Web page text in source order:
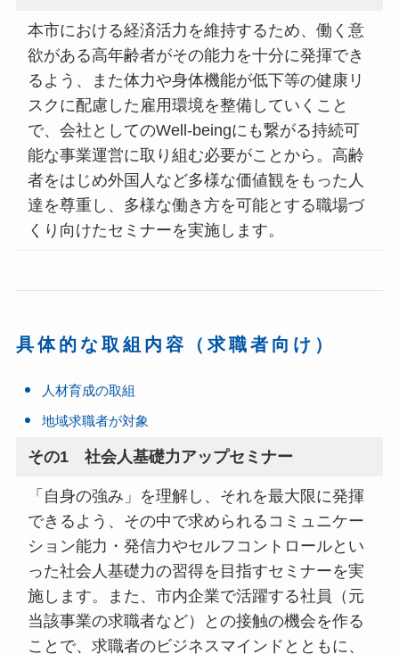
本市における経済活力を維持するため、働く意
欲がある高年齢者がその能力を十分に発揮でき
るよう、また体力や身体機能が低下等の健康リ
スクに配慮した雇用環境を整備していくこと
で、会社としてのWell‐beingにも繋がる持続可
能な事業運営に取り組む必要がことから。高齢
者をはじめ外国人など多様な価値観をもった人
達を尊重し、多様な働き方を可能とする職場づ
くり向けたセミナーを実施します。
具体的な取組内容（求職者向け）
人材育成の取組
地域求職者が対象
その1 社会人基礎力アップセミナー
「自身の強み」を理解し、それを最大限に発揮
できるよう、その中で求められるコミュニケー
ション能力・発信力やセルフコントロールとい
った社会人基礎力の習得を目指すセミナーを実
施します。また、市内企業で活躍する社員（元
当該事業の求職者など）との接触の機会を作る
ことで、求職者のビジネスマインドとともに、